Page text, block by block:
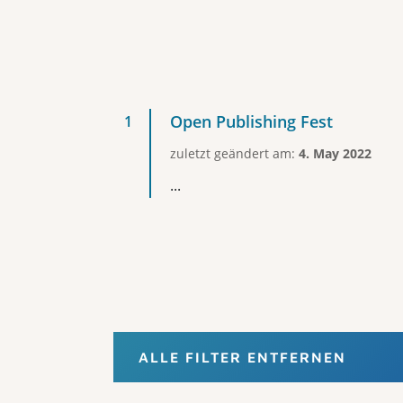
Open Publishing Fest
zuletzt geändert am: 4. May 2022
...
ALLE FILTER ENTFERNEN